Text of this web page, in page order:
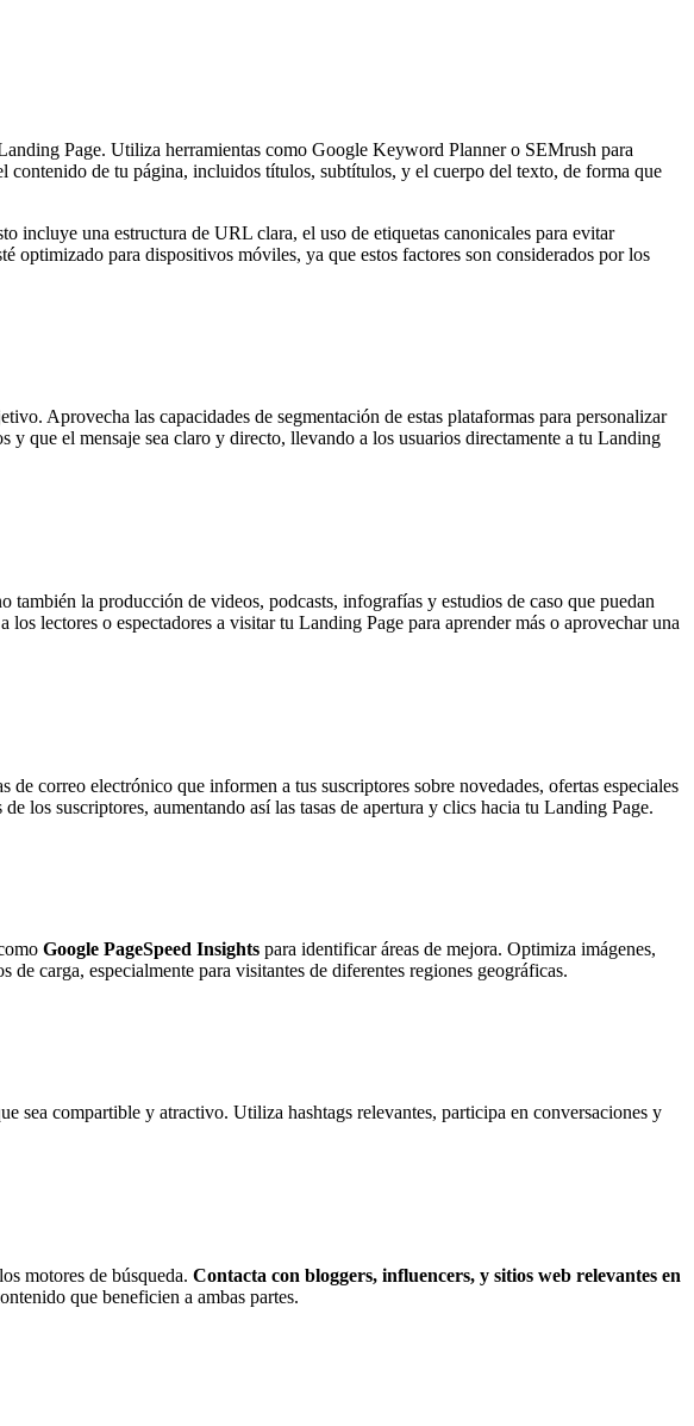
Page. Utiliza herramientas como Google Keyword Planner o SEMrush para
contenido de tu página, incluidos títulos, subtítulos, y el cuerpo del texto, de forma que
incluye una estructura de URL clara, el uso de etiquetas canonicales para evitar
para dispositivos móviles, ya que estos factores son considerados por los
Aprovecha las capacidades de segmentación de estas plataformas para personalizar
y que el mensaje sea claro y directo, llevando a los usuarios directamente a tu Landing
la producción de videos, podcasts, infografías y estudios de caso que puedan
lectores o espectadores a visitar tu Landing Page para aprender más o aprovechar una
correo electrónico que informen a tus suscriptores sobre novedades, ofertas especiales
los suscriptores, aumentando así las tasas de apertura y clics hacia tu Landing Page.
Google PageSpeed Insights para identificar áreas de mejora. Optimiza imágenes,
carga, especialmente para visitantes de diferentes regiones geográficas.
sea compartible y atractivo. Utiliza hashtags relevantes, participa en conversaciones y
motores de búsqueda. Contacta con bloggers, influencers, y sitios web relevantes en
que beneficien a ambas partes.